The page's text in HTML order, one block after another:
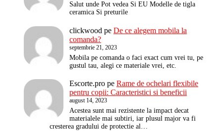
Salut unde Pot vedea Si EU Modelle de tigla
ceramica Si preturile
clickwood pe De ce alegem mobila la
comanda?
septembrie 21, 2023
Mobila pe comanda o faci exact cum vrei tu, pe
gustul tau, alegi ce materiale vrei, etc.
Escorte.pro pe Rame de ochelari flexibile
pentru copii: Caracteristici si beneficii
august 14, 2023
Acestea sunt mai rezistente la impact decat
materialele mai subtiri, iar plusul major va fi
cresterea gradului de protectie al…